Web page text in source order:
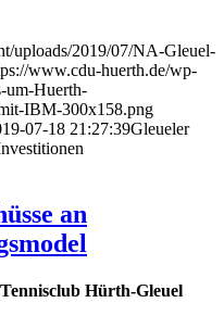
uploads/2019/07/NA-Gleuel-
www.cdu-huerth.de/wp-
um-Huerth-
IBM-300x158.png
07-18 21:27:39Gleueler
an
Hürth-Gleuel